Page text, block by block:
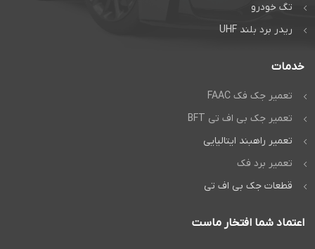
تگ خودرو
ریدر برد بلند UHF
خدمات
تعمیر جک فک FAAC
تعمیر جک بی اف تی BFT
تعمیر راهبند ایتالیایی
تعمیر برد فک
قطعات جک بی اف تی
اعتماد شما افتخار ماست